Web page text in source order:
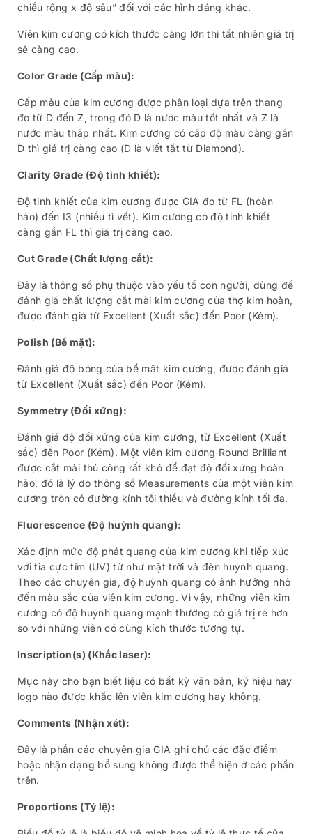
chiều rộng x độ sâu” đối với các hình dáng khác.
Viên kim cương có kích thước càng lớn thì tất nhiên giá trị
sẽ càng cao.
Color Grade (Cấp màu):
Cấp màu của kim cương được phân loại dựa trên thang
đo từ D đến Z, trong đó D là nước màu tốt nhất và Z là
nước màu thấp nhất. Kim cương có cấp độ màu càng gần
D thì giá trị càng cao (D là viết tắt từ Diamond).
Clarity Grade (Độ tinh khiết):
Độ tinh khiết của kim cương được GIA đo từ FL (hoàn
hảo) đến I3 (nhiều tì vết). Kim cương có độ tinh khiết
càng gần FL thì giá trị càng cao.
Cut Grade (Chất lượng cắt):
Đây là thông số phụ thuộc vào yếu tố con người, dùng để
đánh giá chất lượng cắt mài kim cương của thợ kim hoàn,
được đánh giá từ Excellent (Xuất sắc) đến Poor (Kém).
Polish (Bề mặt):
Đánh giá độ bóng của bề mặt kim cương, được đánh giá
từ Excellent (Xuất sắc) đến Poor (Kém).
Symmetry (Đối xứng):
Đánh giá độ đối xứng của kim cương, từ Excellent (Xuất
sắc) đến Poor (Kém). Một viên kim cương Round Brilliant
được cắt mài thủ công rất khó để đạt độ đối xứng hoàn
hảo, đó là lý do thông số Measurements của một viên kim
cương tròn có đường kính tối thiểu và đường kính tối đa.
Fluorescence (Độ huỳnh quang):
Xác định mức độ phát quang của kim cương khi tiếp xúc
với tia cực tím (UV) từ như mặt trời và đèn huỳnh quang.
Theo các chuyên gia, độ huỳnh quang có ảnh hưởng nhỏ
đến màu sắc của viên kim cương. Vì vậy, những viên kim
cương có độ huỳnh quang mạnh thường có giá trị rẻ hơn
so với những viên có cùng kích thước tương tự.
Inscription(s) (Khắc laser):
Mục này cho bạn biết liệu có bất kỳ văn bản, ký hiệu hay
logo nào được khắc lên viên kim cương hay không.
Comments (Nhận xét):
Đây là phần các chuyên gia GIA ghi chú các đặc điểm
hoặc nhận dạng bổ sung không được thể hiện ở các phần
trên.
Proportions (Tỷ lệ):